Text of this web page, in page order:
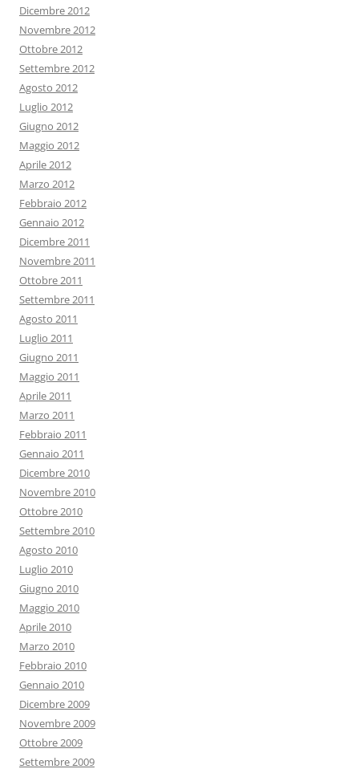
Dicembre 2012
Novembre 2012
Ottobre 2012
Settembre 2012
Agosto 2012
Luglio 2012
Giugno 2012
Maggio 2012
Aprile 2012
Marzo 2012
Febbraio 2012
Gennaio 2012
Dicembre 2011
Novembre 2011
Ottobre 2011
Settembre 2011
Agosto 2011
Luglio 2011
Giugno 2011
Maggio 2011
Aprile 2011
Marzo 2011
Febbraio 2011
Gennaio 2011
Dicembre 2010
Novembre 2010
Ottobre 2010
Settembre 2010
Agosto 2010
Luglio 2010
Giugno 2010
Maggio 2010
Aprile 2010
Marzo 2010
Febbraio 2010
Gennaio 2010
Dicembre 2009
Novembre 2009
Ottobre 2009
Settembre 2009